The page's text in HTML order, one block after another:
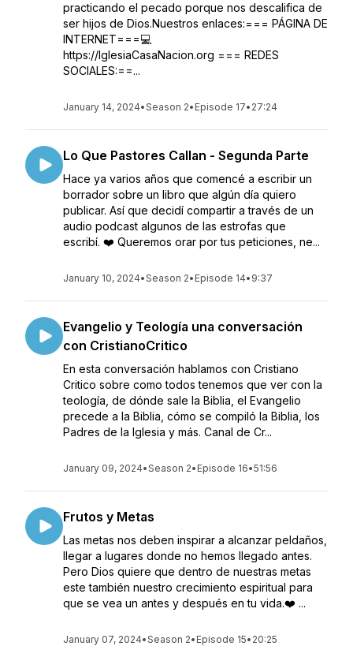
practicando el pecado porque nos descalifica de
ser hijos de Dios.Nuestros enlaces:=== PÁGINA DE
INTERNET===💻
https://IglesiaCasaNacion.org === REDES
SOCIALES:==...
January 14, 2024•Season 2• Episode 17• 27:24
Lo Que Pastores Callan - Segunda Parte
Hace ya varios años que comencé a escribir un
borrador sobre un libro que algún día quiero
publicar. Así que decidí compartir a través de un
audio podcast algunos de las estrofas que
escribí. ❤️ Queremos orar por tus peticiones, ne...
January 10, 2024•Season 2• Episode 14• 9:37
Evangelio y Teología una conversación
con CristianoCritico
En esta conversación hablamos con Cristiano
Critico sobre como todos tenemos que ver con la
teología, de dónde sale la Biblia, el Evangelio
precede a la Biblia, cómo se compiló la Biblia, los
Padres de la Iglesia y más. Canal de Cr...
January 09, 2024•Season 2• Episode 16•51:56
Frutos y Metas
Las metas nos deben inspirar a alcanzar peldaños,
llegar a lugares donde no hemos llegado antes.
Pero Dios quiere que dentro de nuestras metas
este también nuestro crecimiento espiritual para
que se vea un antes y después en tu vida.❤️ ...
January 07, 2024•Season 2• Episode 15• 20:25